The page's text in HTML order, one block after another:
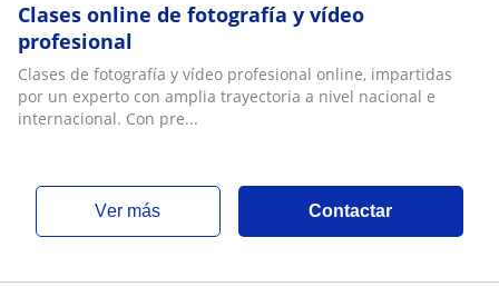
Clases online de fotografía y vídeo
profesional
Clases de fotografía y vídeo profesional online, impartidas
por un experto con amplia trayectoria a nivel nacional e
internacional. Con pre...
ver más Contactar